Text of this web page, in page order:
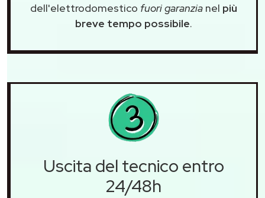
dell'elettrodomestico fuori garanzianel più
breve tempo possibile.
Uscita del tecnico entro
24/48h